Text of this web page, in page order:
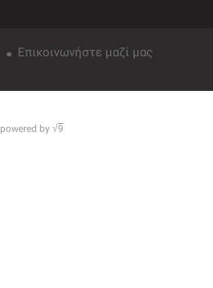
Επικοινωνήστε μαζί μας
powered by √9